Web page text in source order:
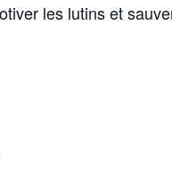
les lutins et